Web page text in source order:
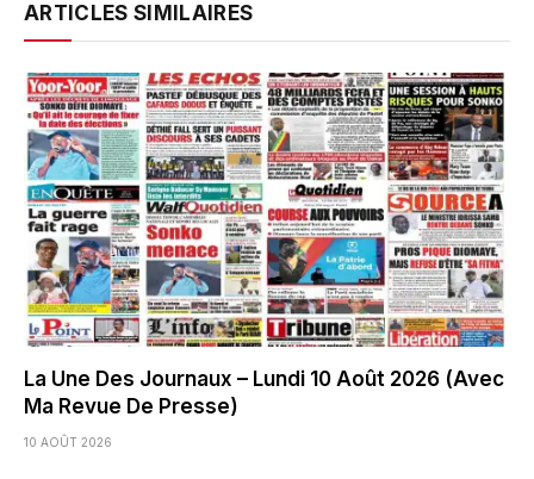
ARTICLES SIMILAIRES
La Une Des Journaux – Lundi 10 Août 2026 (Avec
Ma Revue De Presse)
10 AOÛT 2026